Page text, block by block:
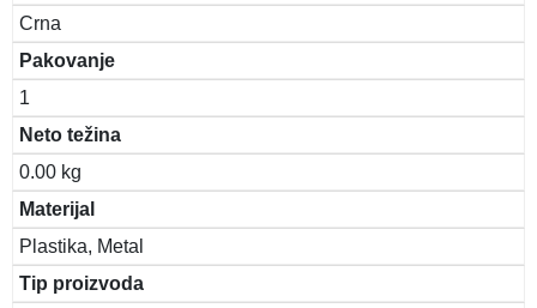
Crna
Pakovanje
1
Neto težina
0.00 kg
Materijal
Plastika, Metal
Tip proizvoda